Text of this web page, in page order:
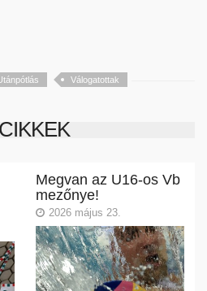
Válogatottak
Megvan az U16-os Vb
mezőnye!
2026 május 23.